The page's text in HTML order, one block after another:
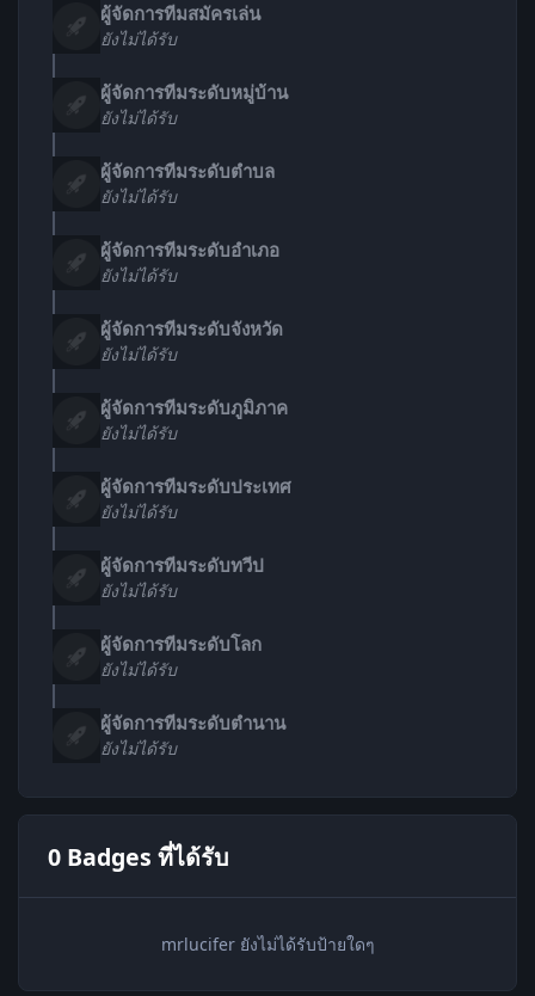
ผู้จัดการทีมสมัครเล่น
ยังไม่ได้รับ
ผู้จัดการทีมระดับหมู่บ้าน
ยังไม่ได้รับ
ผู้จัดการทีมระดับตำบล
ยังไม่ได้รับ
ผู้จัดการทีมระดับอำเภอ
ยังไม่ได้รับ
ผู้จัดการทีมระดับจังหวัด
ยังไม่ได้รับ
ผู้จัดการทีมระดับภูมิภาค
ยังไม่ได้รับ
ผู้จัดการทีมระดับประเทศ
ยังไม่ได้รับ
ผู้จัดการทีมระดับทวีป
ยังไม่ได้รับ
ผู้จัดการทีมระดับโลก
ยังไม่ได้รับ
ผู้จัดการทีมระดับตำนาน
ยังไม่ได้รับ
0 Badges ที่ได้รับ
mrlucifer ยังไม่ได้รับป้ายใดๆ